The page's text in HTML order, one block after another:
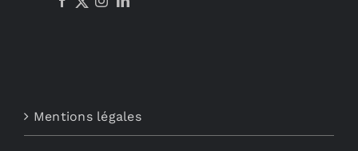
Mentions légales